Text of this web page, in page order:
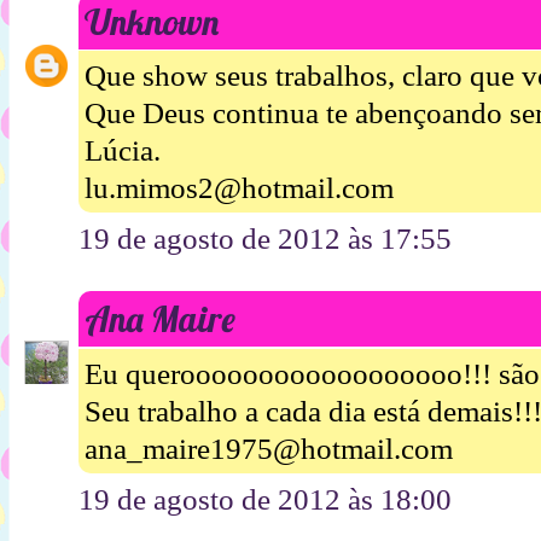
Unknown
Que show seus trabalhos, claro que
Que Deus continua te abençoando
Lúcia.
lu.mimos2@hotmail.com
19 de agosto de 2012 às 17:55
Ana Maire
Eu queroooooooooooooooooo!!!
Seu trabalho a cada dia está
ana_maire1975@hotmail.com
19 de agosto de 2012 às 18:00